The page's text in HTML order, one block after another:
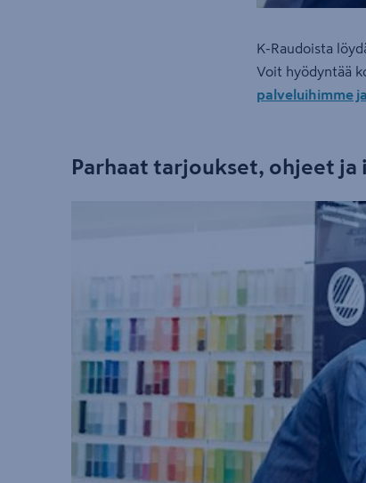
K-Raudoista
Voit hyödyntää
palveluihimme
Parhaat tarjoukset, ohjeet